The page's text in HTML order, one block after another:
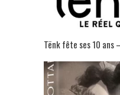
Tënk fête ses 10 ans